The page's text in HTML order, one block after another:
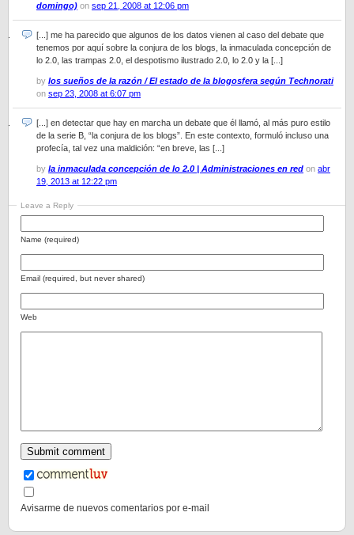
domingo) on sep 21, 2008 at 12:06 pm
[...] me ha parecido que algunos de los datos vienen al caso del debate que
tenemos por aquí sobre la conjura de los blogs, la inmaculada concepción de
lo 2.0, las trampas 2.0, el despotismo ilustrado 2.0, lo 2.0 y la [...]
by los sueños de la razón / El estado de la blogosfera según Technorati
on sep 23, 2008 at 6:07 pm
[...] en detectar que hay en marcha un debate que él llamó, al más puro estilo
de la serie B, “la conjura de los blogs”. En este contexto, formuló incluso una
profecía, tal vez una maldición: “en breve, las [...]
by la inmaculada concepción de lo 2.0 | Administraciones en red on abr
19, 2013 at 12:22 pm
Leave a Reply
Name (required)
Email (required, but never shared)
Web
Avisarme de nuevos comentarios por e-mail